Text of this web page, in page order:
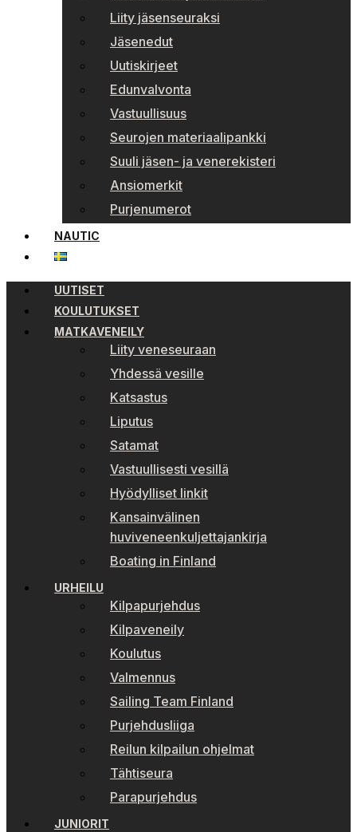
Liity jäsenseuraksi
Jäsenedut
Uutiskirjeet
Edunvalvonta
Vastuullisuus
Seurojen materiaalipankki
Suuli jäsen- ja venerekisteri
Ansiomerkit
Purjenumerot
NAUTIC
UUTISET
KOULUTUKSET
MATKAVENEILY
Liity veneseuraan
Yhdessä vesille
Katsastus
Liputus
Satamat
Vastuullisesti vesillä
Hyödylliset linkit
Kansainvälinen
huviveneenkuljettajankirja
Boating in Finland
URHEILU
Kilpapurjehdus
Kilpaveneily
Koulutus
Valmennus
Sailing Team Finland
Purjehdusliiga
Reilun kilpailun ohjelmat
Tähtiseura
Parapurjehdus
JUNIORIT